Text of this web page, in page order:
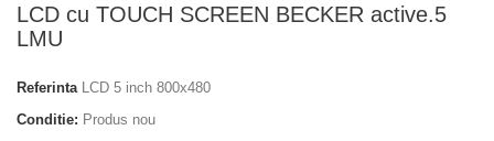
LCD cu TOUCH SCREEN BECKER active.5
LMU
Referinta LCD 5 inch 800x480
Conditie: Produs nou